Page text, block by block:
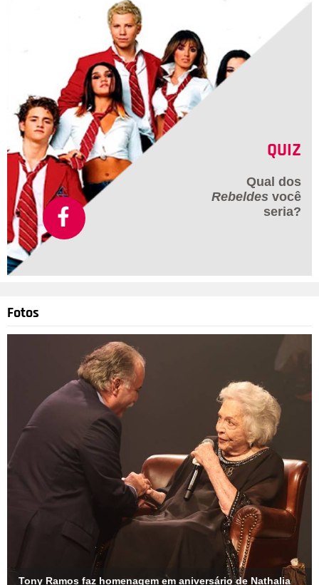
QUIZ
Qual dos
Rebeldes você
seria?
Fotos
Tony Ramos faz homenagem em aniversário de Nathalia